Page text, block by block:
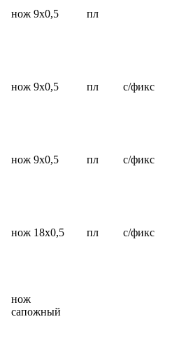
нож 9x0,5 пл
нож 9x0,5 пл с/фикс
нож 9x0,5 пл с/фикс
нож 18x0,5 пл с/фикс
нож
сапожный